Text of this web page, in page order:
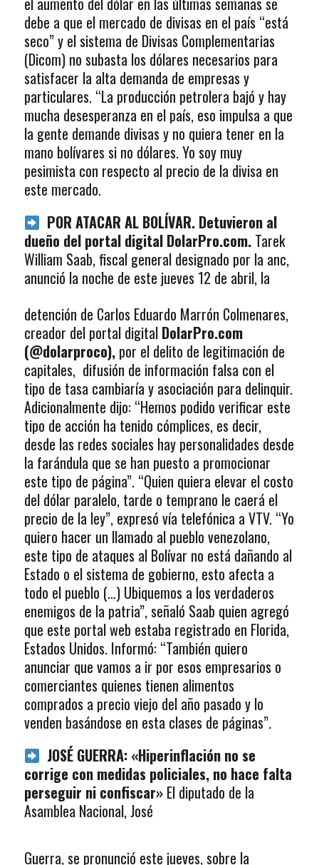
debe a que el mercado de divisas en el país “está
seco” y el sistema de Divisas Complementarias
(Dicom) no subasta los dólares necesarios para
satisfacer la alta demanda de empresas y
particulares. “La producción petrolera bajó y hay
mucha desesperanza en el país, eso impulsa a que
la gente demande divisas y no quiera tener en la
mano bolívares si no dólares. Yo soy muy
pesimista con respecto al precio de la divisa en
este mercado.
POR ATACAR AL BOLÍVAR. Detuvieron al
dueño del portal digital DolarPro.com. Tarek
William Saab, fiscal general designado por la anc,
anunció la noche de este jueves 12 de abril, la
detención de Carlos Eduardo Marrón Colmenares,
creador del portal digital DolarPro.com
(@dolarproco),por el delito de legitimación de
capitales, difusión de información falsa con el
tipo de tasa cambiaría y asociación para delinquir.
Adicionalmente dijo: “Hemos podido verificar este
tipo de acción ha tenido cómplices, es decir,
desde las redes sociales hay personalidades desde
la farándula que se han puesto a promocionar
este tipo de página”. “Quien quiera elevar el costo
del dólar paralelo, tarde o temprano le caerá el
precio de la ley”, expresó vía telefónica a VTV. “Yo
quiero hacer un llamado al pueblo venezolano,
este tipo de ataques al Bolívar no está dañando al
Estado o el sistema de gobierno, esto afecta a
todo el pueblo (…) Ubiquemos a los verdaderos
enemigos de la patria”, señaló Saab quien agregó
que este portal web estaba registrado en Florida,
Estados Unidos. Informó: “También quiero
anunciar que vamos a ir por esos empresarios o
comerciantes quienes tienen alimentos
comprados a precio viejo del año pasado y lo
venden basándose en esta clases de páginas”.
JOSÉ GUERRA: «Hiperinflación no se
corrige con medidas policiales, no hace falta
perseguir ni confiscar»El diputado de la
Asamblea Nacional, José
Guerra, se pronunció este jueves, sobre la